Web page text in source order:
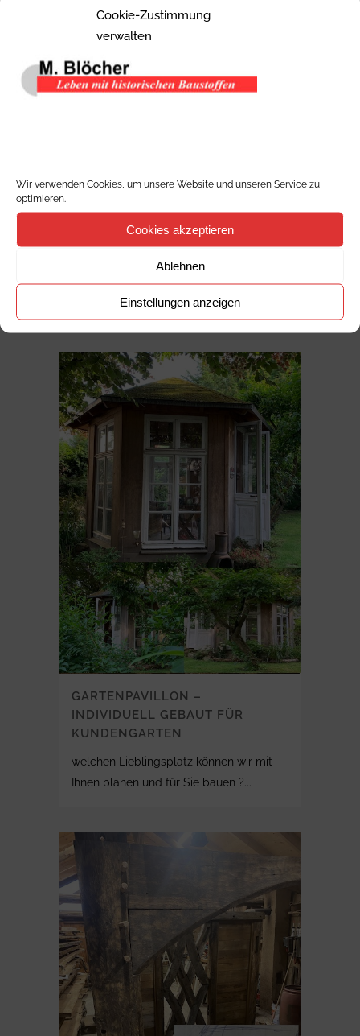
Cookie-Zustimmung
verwalten
Wir verwenden Cookies, um unsere Website und unseren Service zu
optimieren.
Cookies akzeptieren
Ablehnen
Einstellungen anzeigen
FENSTER – WARENEINGANG
Rundbogenfenster, Sprossenfenster...
GARTENPAVILLON –
INDIVIDUELL GEBAUT FÜR
KUNDENGARTEN
welchen Lieblingsplatz können wir mit
Ihnen planen und für Sie bauen ?...